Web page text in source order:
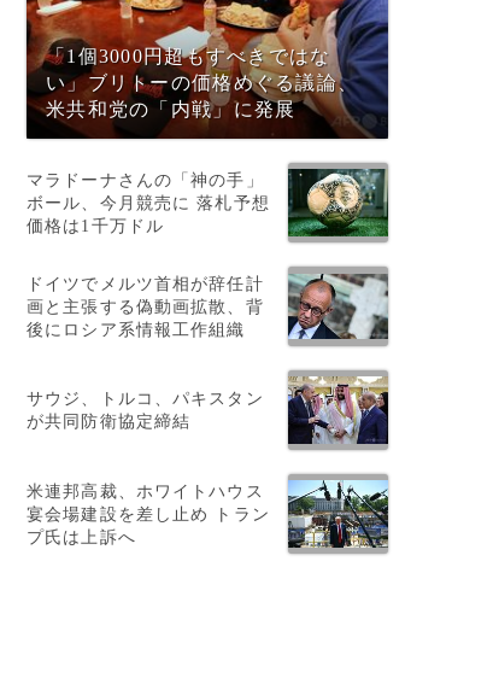
「1個3000円超もすべきではな
い」ブリトーの価格めぐる議論、
米共和党の「内戦」に発展
マラドーナさんの「神の手」
ボール、今月競売に 落札予想
価格は1千万ドル
ドイツでメルツ首相が辞任計
画と主張する偽動画拡散、背
後にロシア系情報工作組織
サウジ、トルコ、パキスタン
が共同防衛協定締結
米連邦高裁、ホワイトハウス
宴会場建設を差し止め トラン
プ氏は上訴へ